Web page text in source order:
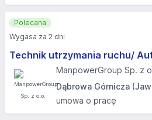
Technik utrzymania ruchu/
ManpowerGroup Sp. z
Dąbrowa Górnicza
umowa o pracę
Polecana
Wygasa za 2 dni